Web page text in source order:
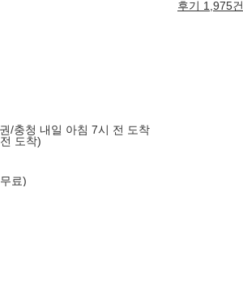
후기 1,975건
/충청 내일 아침 7시 전 도착
도착)
료)